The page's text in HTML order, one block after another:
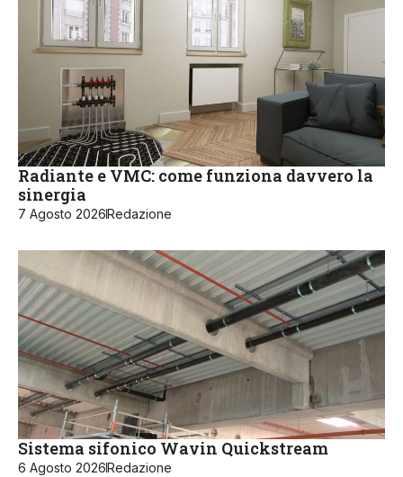
Radiante e VMC: come funziona davvero la
sinergia
7 Agosto 2026Redazione
Sistema sifonico Wavin Quickstream
6 Agosto 2026Redazione